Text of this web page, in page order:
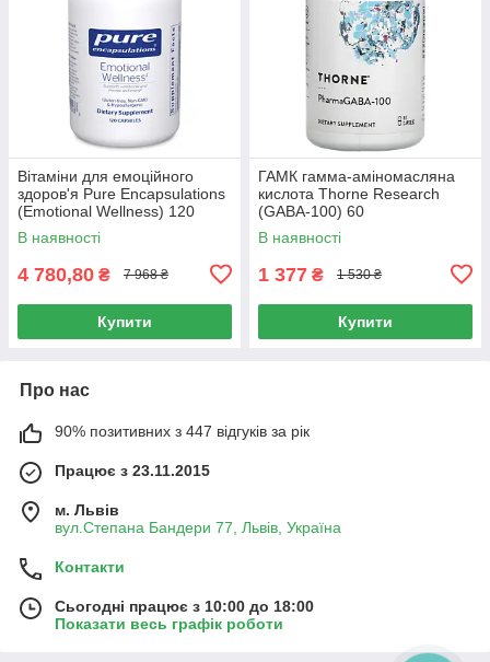
Вітаміни для емоційного
здоров'я Pure Encapsulations
(Emotional Wellness) 120
капсул
В наявності
4 780,80 ₴ 7 968 ₴
Купити
ГАМК гамма-аміномасляна
кислота Thorne Research
(GABA-100) 60
вегетаріанських капсул
В наявності
1 377 ₴ 1 530 ₴
Купити
Про нас
90% позитивних з 447 відгуків за рік
Працює з 23.11.2015
м. Львів
вул.Степана Бандери 77, Львів, Україна
Контакти
Сьогодні працює з 10:00 до 18:00
Показати весь графік роботи